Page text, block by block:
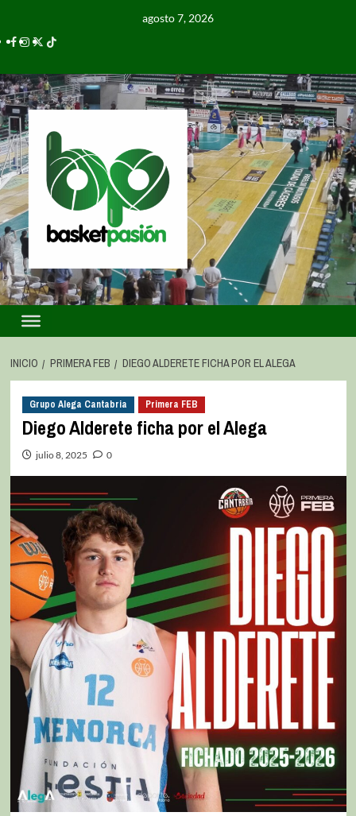
agosto 7, 2026
INICIO PRIMERA FEB DIEGO ALDERETE FICHA POR EL ALEGA
Grupo Alega Cantabria Primera FEB
Diego Alderete ficha por el Alega
julio 8, 2025 0